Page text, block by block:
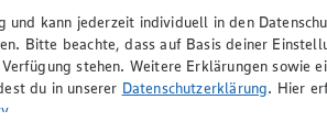
(Geschäftsführer), Ulf-U. Plath
kann jederzeit individuell in den
Bitte beachte, dass auf Basis deiner
stehen. Weitere Erklärungen sowie
du in unserer Datenschutzerklärung. Hier
.